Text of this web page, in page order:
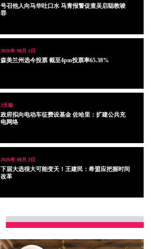
号召他人向马华吐口水 马青报警促查吴启聪教唆
罪
2026年 08月 1日
森美兰州选今投票 截至4pm投票率65.38%
2天前
政府拟向电动车征费设基金 佐哈里：扩建公共充
电网络
2026年 08月 3日
下届大选很大可能变天！王建民：希盟应把握时间
改革